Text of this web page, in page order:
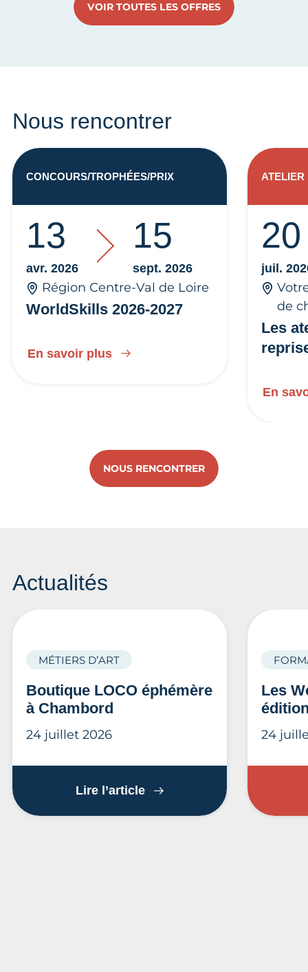
VOIR TOUTES LES OFFRES
Nous rencontrer
WorldSkills 2026-2027
13
avr. 2026
15
sept. 2026
Région Centre-Val de Loire
En savoir plus
CONCOURS/TROPHÉES/PRIX
Les
20
juil.
de
En
ATELIER
NOUS RENCONTRER
Actualités
Boutique LOCO éphémère
à Chambord
MÉTIERS D’ART
24 juillet 2026
Lire l’articleBoutique LOCO éphémère
Les
24